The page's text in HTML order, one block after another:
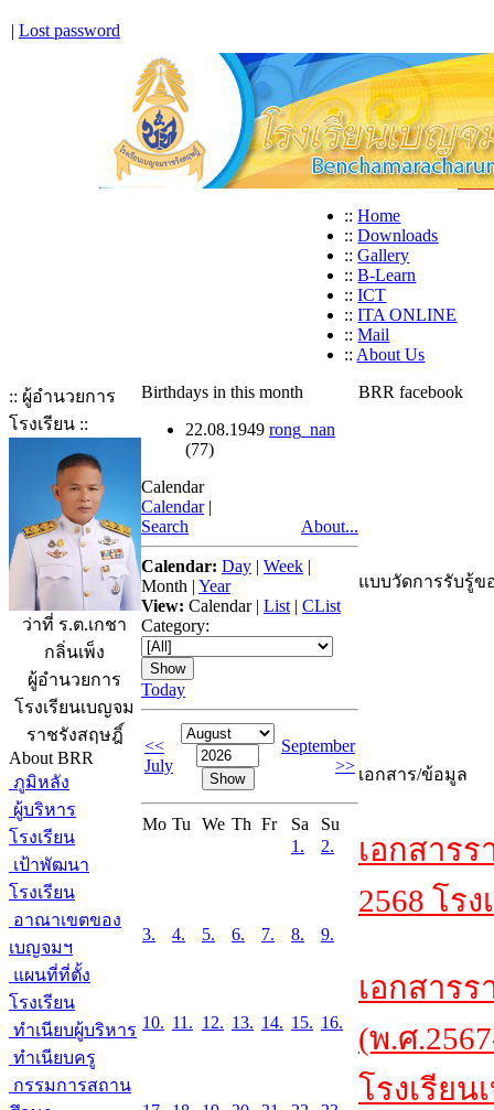
| Lost password
:: Home
:: Downloads
:: Gallery
:: B-Learn
:: ICT
:: ITA ONLINE
:: Mail
:: About Us
:: ผู้อำนวยการ
โรงเรียน ::
ว่าที่ ร.ต.เกชา
กลิ่นเพ็ง
ผู้อำนวยการ
โรงเรียนเบญจม
ราชรังสฤษฎิ์
About BRR
ภูมิหลัง
ผู้บริหาร
โรงเรียน
เป้าพัฒนา
โรงเรียน
อาณาเขตของ
เบญจมฯ
แผนที่ที่ตั้ง
โรงเรียน
ทำเนียบผู้บริหาร
ทำเนียบครู
กรรมการสถาน
Birthdays in this month
22.08.1949 rong_nan
(77)
Calendar
Calendar |
Search
About...
Calendar: Day | Week |
Month | Year
View: Calendar| List | CList
Category:
Today
<<
July
September
>>
Mo Tu We Th Fr Sa
Su
1.
2.
3. 4. 5. 6. 7. 8. 9.
10. 11. 12. 13. 14. 15. 16.
BRR facebook
แบบวัดการรับรู้ข
เอกสาร/ข้อมูล
เอกสาร
2568 โร
เอกสาร
(พ.ศ
โรงเรีย